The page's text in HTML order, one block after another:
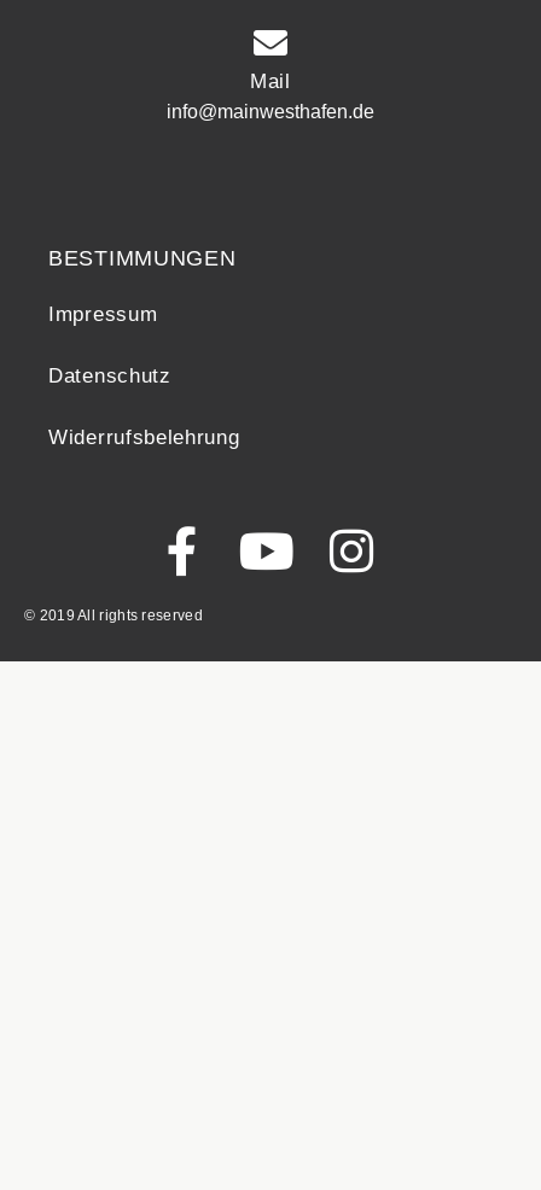
Mail
info@mainwesthafen.de
BESTIMMUNGEN
Impressum
Datenschutz
Widerrufsbelehrung
© 2019 All rights reserved